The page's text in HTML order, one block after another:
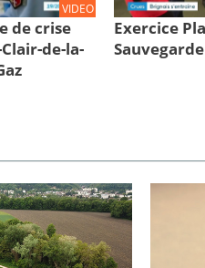
VIDEO
de crise
de-la-
Exercice